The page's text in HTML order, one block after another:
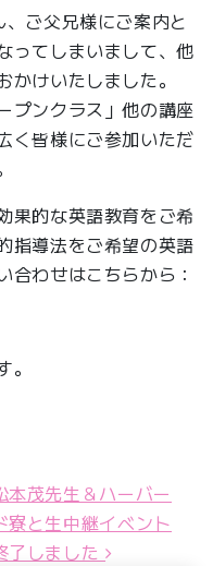
ご父兄様にご案内と
ってしまいまして、他
けいたしました。
プンクラス」他の講座
く皆様にご参加いただ
果的な英語教育をご希
指導法をご希望の英語
合わせはこちらから：
本茂先生＆ハーバー
寮と生中継イベント
了しました